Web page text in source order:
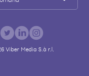
Viber Media S.à r.l.